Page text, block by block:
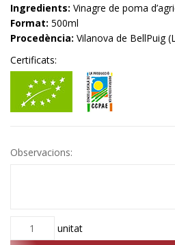
Ingredients: Vinagre de poma
Format: 500ml
Procedència: Vilanova de BellPuig
Certificats:
Observacions:
Quantitat unitat